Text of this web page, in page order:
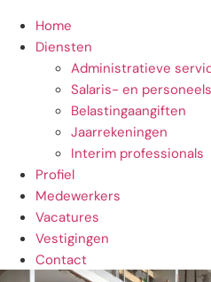
Home
Diensten
Administratieve
Salaris- en
Belastingaangiften
Jaarrekeningen
Interim professionals
Profiel
Medewerkers
Vacatures
Vestigingen
Contact